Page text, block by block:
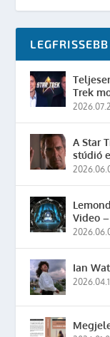
Trek
A Star
stúdió
Video
Ian